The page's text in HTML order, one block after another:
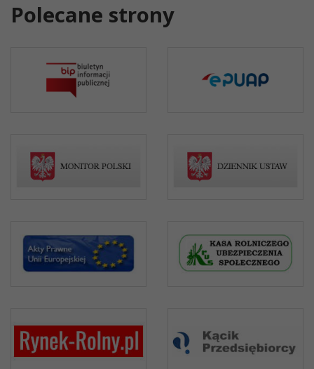
Polecane strony